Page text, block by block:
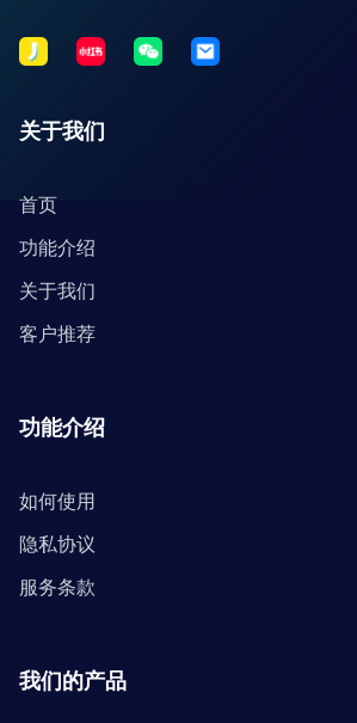
关于我们
首页
功能介绍
关于我们
客户推荐
功能介绍
如何使用
隐私协议
服务条款
我们的产品